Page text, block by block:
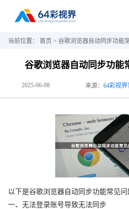
当前位置： 首页 > 谷歌浏览器自动同步功能
谷歌浏览器自动同步功能
2025-06-08 来源： 64彩视界
以下是谷歌浏览器自动同步功能常见问
一、无法登录账号导致无法同步